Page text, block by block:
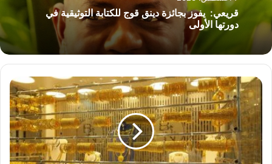
قريعي: يفوز بجائزة دينق قوج للكتابة التوثيقية في
دورتها الأولى
تعرف
على
آخر
تطورات
سعر
الذهب
اليوم..